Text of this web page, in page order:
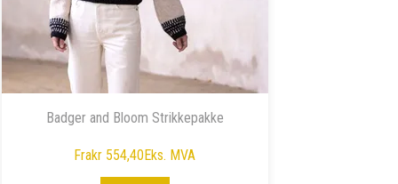
Badger and Bloom Strikkepakke
Frakr 554,40Eks. MVA